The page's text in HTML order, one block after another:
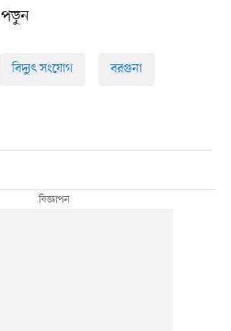
বিদ্যুৎ সংযোগ বরগুনা